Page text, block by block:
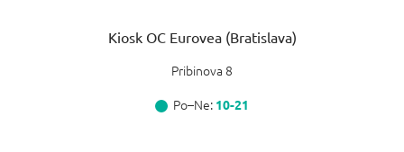
Kiosk OC Eurovea (Bratislava)
Pribinova 8
Po–Ne: 10-21